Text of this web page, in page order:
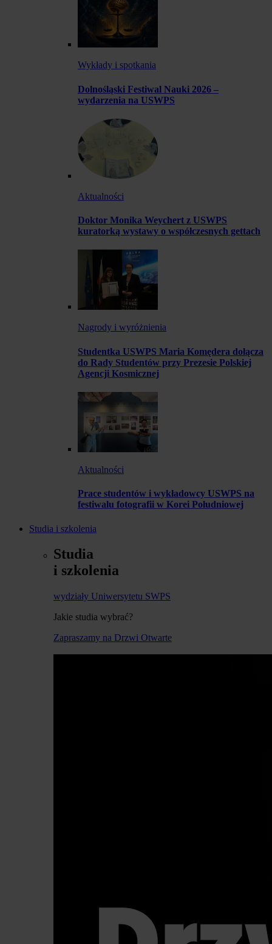
Wykłady i spotkania
Dolnośląski Festiwal Nauki 2026 –
wydarzenia na USWPS
Aktualności
Doktor Monika Weychert z USWPS
kuratorką wystawy o współczesnych gettach
Nagrody i wyróżnienia
Studentka USWPS Maria Komędera dołącza
do Rady Studentów przy Prezesie Polskiej
Agencji Kosmicznej
Aktualności
Prace studentów i wykładowcy USWPS na
festiwalu fotografii w Korei Południowej
Studia i szkolenia
Studia
i szkolenia
wydziały Uniwersytetu SWPS
Jakie studia wybrać?
Zapraszamy na Drzwi Otwarte